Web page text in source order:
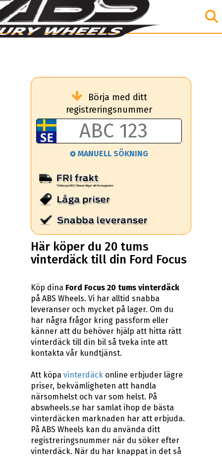
Börja med ditt
registreringsnummer
MANUELL SÖKNING
Här köper du 20 tums
vinterdäck till din Ford Focus
Köp dina Ford Focus 20 tums vinterdäck
på ABS Wheels. Vi har alltid snabba
leveranser och mycket på lager. Om du
har några frågor kring passform eller
känner att du behöver hjälp att hitta rätt
vinterdäck till din bil så tveka inte att
kontakta vår kundtjänst.
Att köpa vinterdäckonline erbjuder lägre
priser, bekvämligheten att handla
närsomhelst och var som helst. På
abswheels.se har samlat ihop de bästa
vinterdäcken marknaden har att erbjuda.
På ABS Wheels kan du använda ditt
registreringsnummer när du söker efter
vinterdäck. När du har knappat in det så